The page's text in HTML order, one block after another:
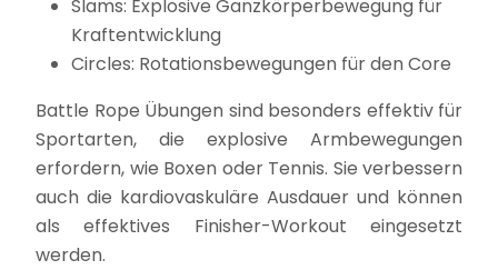
Slams: Explosive Ganzkörperbewegung für
Kraftentwicklung
Circles: Rotationsbewegungen für den Core
Battle Rope Übungen sind besonders effektiv für
Sportarten, die explosive Armbewegungen
erfordern, wie Boxen oder Tennis. Sie verbessern
auch die kardiovaskuläre Ausdauer und können
als effektives Finisher-Workout eingesetzt
werden.